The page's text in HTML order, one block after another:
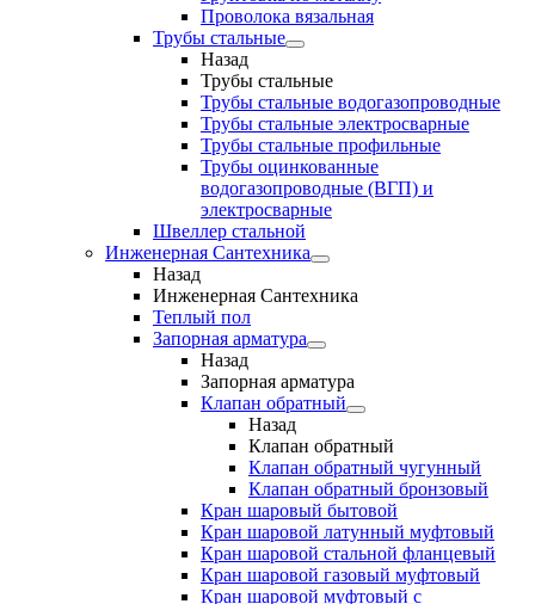
Проволока вязальная
Трубы стальные
Назад
Трубы стальные
Трубы стальные водогазопроводные
Трубы стальные электросварные
Трубы стальные профильные
Трубы оцинкованные
водогазопроводные (ВГП) и
электросварные
Швеллер стальной
Инженерная Сантехника
Назад
Инженерная Сантехника
Теплый пол
Запорная арматура
Назад
Запорная арматура
Клапан обратный
Назад
Клапан обратный
Клапан обратный чугунный
Клапан обратный бронзовый
Кран шаровый бытовой
Кран шаровой латунный муфтовый
Кран шаровой стальной фланцевый
Кран шаровой газовый муфтовый
Кран шаровой муфтовый с